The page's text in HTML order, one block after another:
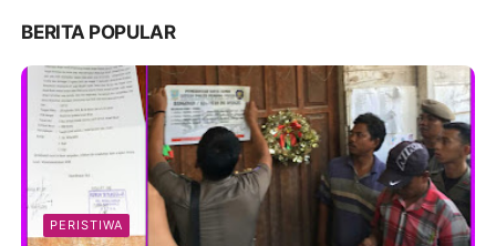
BERITA POPULAR
PERISTIWA